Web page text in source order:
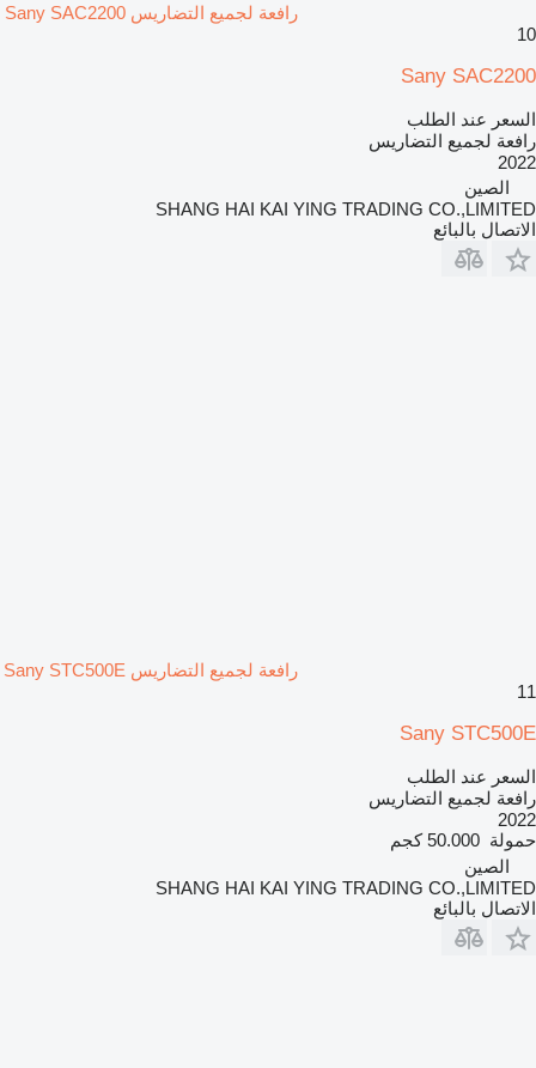
رافعة لجميع التضاريس Sany SAC2200
10
Sany SAC2200
السعر عند الطلب
رافعة لجميع التضاريس
2022
الصين
SHANG HAI KAI YING TRADING CO.,LIMITED
الاتصال بالبائع
رافعة لجميع التضاريس Sany STC500E
11
Sany STC500E
السعر عند الطلب
رافعة لجميع التضاريس
2022
حمولة 50.000 كجم
الصين
SHANG HAI KAI YING TRADING CO.,LIMITED
الاتصال بالبائع